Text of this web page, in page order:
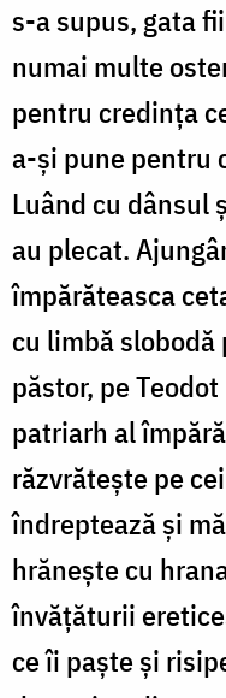
s-a supus, gata
numai multe
pentru credința
a-și pune pentru
Luând cu dânsul
au plecat.
împărăteasca
cu limbă
păstor, pe
patriarh al
răzvrătește pe
îndreptează și
hrănește cu
învățăturii
ce îi paște și